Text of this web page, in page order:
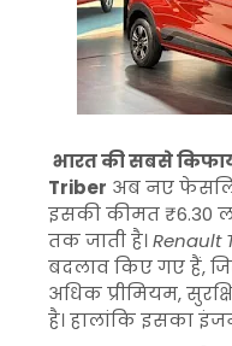
भारत की सबसे
Triber अब नए
इसकी कीमत ₹6.30
तक जाती है।Renault
बदलाव किए गए हैं,
अधिक प्रीमियम,
है। हालांकि इसका